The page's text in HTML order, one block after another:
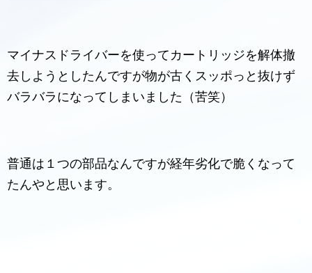
マイナスドライバーを使ってカートリッジを解体撤
去しようとしたんですが物が古くスッポっと抜けず
バラバラになってしまいました（苦笑）
普通は１つの部品なんですが経年劣化で脆くなって
たんやと思います。